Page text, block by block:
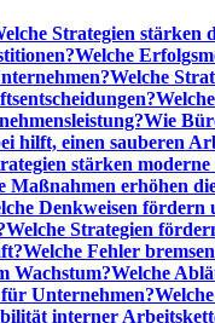
Strategien stärken
Welche
Welche
Wie
hilft, einen sauberen
stärken moderne
Maßnahmen erhöhen
Denkweisen fördern
Welche Strategien
Welche Fehler
Wachstum?Welche
Unternehmen?
interner